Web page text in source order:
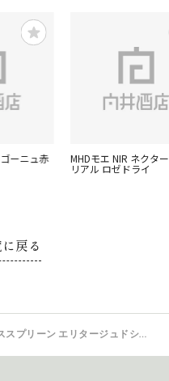
ーニュ赤 MHDモエ NIR ネクタ
リアル ロゼドライ
戻る
KK シャススプリーン エリタージュドシャススプリーン19赤